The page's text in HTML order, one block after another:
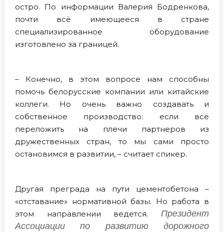
остро. По информации Валерия Бодренкова,
почти всё имеющееся в стране
специализированное оборудование
изготовлено за границей.
– Конечно, в этом вопросе нам способны
помочь белорусские компании или китайские
коллеги. Но очень важно создавать и
собственное производство: если всё
переложить на плечи партнеров из
дружественных стран, то мы сами просто
остановимся в развитии, – считает спикер.
Другая преграда на пути цементобетона –
«отставание» нормативной базы. Но работа в
этом направлении ведется. Президент
Ассоциации по развитию дорожного